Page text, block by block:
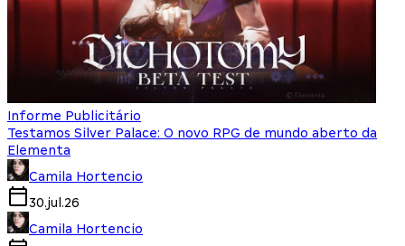
Informe Publicitário
Testamos Silver Palace: O novo RPG de mundo aberto da
Elementa
Camila Hortencio
30.jul.26
Camila Hortencio